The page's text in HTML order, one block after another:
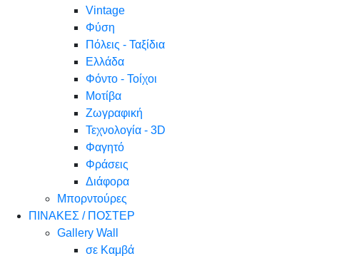
Vintage
Φύση
Πόλεις - Ταξίδια
Ελλάδα
Φόντο - Τοίχοι
Μοτίβα
Ζωγραφική
Τεχνολογία - 3D
Φαγητό
Φράσεις
Διάφορα
Μπορντούρες
ΠΙΝΑΚΕΣ / ΠΟΣΤΕΡ
Gallery Wall
σε Καμβά